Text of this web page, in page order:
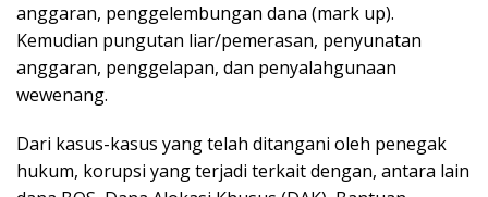
anggaran, penggelembungan dana (mark up).
Kemudian pungutan liar/pemerasan, penyunatan
anggaran, penggelapan, dan penyalahgunaan
wewenang.
Dari kasus-kasus yang telah ditangani oleh penegak
hukum, korupsi yang terjadi terkait dengan, antara lain